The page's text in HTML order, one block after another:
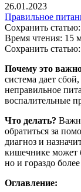
26.01.2023
Правильное
Сохранить статью:
Время чтения: 15
Сохранить статью:
Почему это
система дает
неправильное
воспалительные
Что делать?
обратиться за
диагноз и
кишечнике может
но и гораздо
Оглавление: